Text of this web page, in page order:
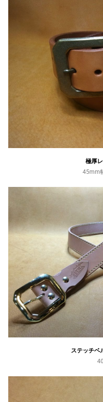
極厚
45mm
ステッチベ